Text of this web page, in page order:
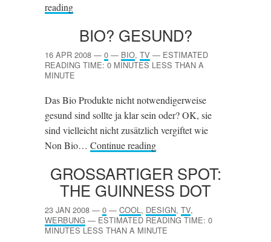
reading
BIO? GESUND?
16 APR 2008 — 0 — BIO, TV — ESTIMATED
READING TIME: 0 MINUTES LESS THAN A
MINUTE
Das Bio Produkte nicht notwendigerweise
gesund sind sollte ja klar sein oder? OK, sie
sind vielleicht nicht zusätzlich vergiftet wie
Non Bio… Continue reading
GROSSARTIGER SPOT: T
HE GUINNESS DOT
23 JAN 2008 — 0 — COOL, DESIGN, TV,
WERBUNG — ESTIMATED READING TIME: 0
MINUTES LESS THAN A MINUTE